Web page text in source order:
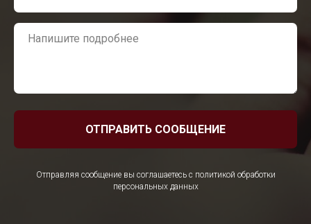
ОТПРАВИТЬ СООБЩЕНИЕ
Отправляя сообщение вы соглашаетесь с политикой обработки
персональных данных